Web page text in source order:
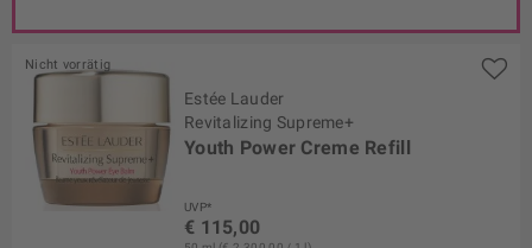
Nicht vorrätig
Estée Lauder
Revitalizing Supreme+
Youth Power Creme Refill
UVP*
€ 115,00